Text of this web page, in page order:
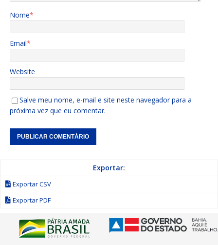
Nome*
Email*
Website
Salve meu nome, e-mail e site neste navegador para a
próxima vez que eu comentar.
Exportar:
Exportar CSV
Exportar PDF